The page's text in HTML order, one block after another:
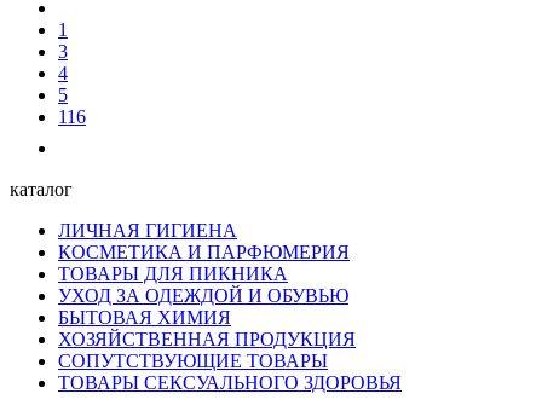
1
3
4
5
116
каталог
ЛИЧНАЯ ГИГИЕНА
КОСМЕТИКА И ПАРФЮМЕРИЯ
ТОВАРЫ ДЛЯ ПИКНИКА
УХОД ЗА ОДЕЖДОЙ И ОБУВЬЮ
БЫТОВАЯ ХИМИЯ
ХОЗЯЙСТВЕННАЯ ПРОДУКЦИЯ
СОПУТСТВУЮЩИЕ ТОВАРЫ
ТОВАРЫ СЕКСУАЛЬНОГО ЗДОРОВЬЯ